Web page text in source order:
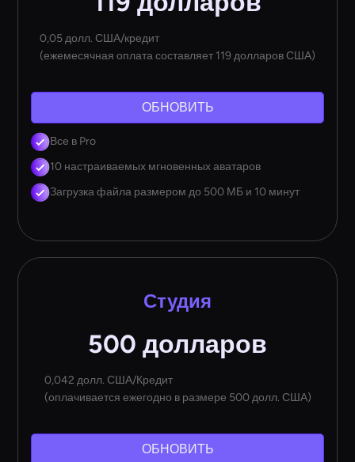
0,05 долл. США/кредит
(ежемесячная оплата составляет 119 долларов США)
ОБНОВИТЬ
Все в Pro
10 настраиваемых мгновенных аватаров
Загрузка файла размером до 500 МБ и 10 минут
Студия
500 долларов
0,042 долл. США/Кредит
(оплачивается ежегодно в размере 500 долл. США)
ОБНОВИТЬ